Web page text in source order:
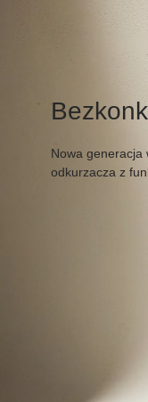
Nowa generacja
odkurzacza z